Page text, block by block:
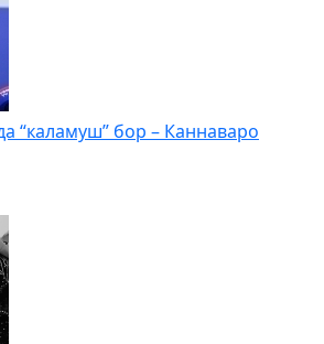
“каламуш” бор – Каннаваро